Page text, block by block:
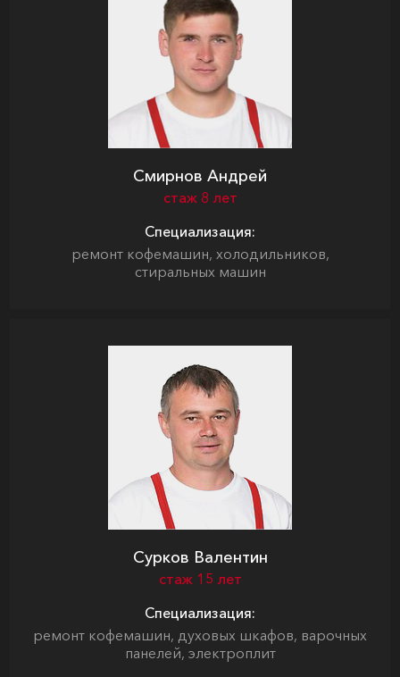
Смирнов Андрей
стаж 8 лет
Специализация:
ремонт кофемашин, холодильников,
стиральных машин
Сурков Валентин
стаж 15 лет
Специализация:
ремонт кофемашин, духовых шкафов, варочных
панелей, электроплит